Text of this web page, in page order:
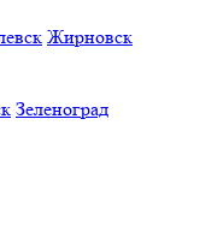
Жирновск
Зеленоград